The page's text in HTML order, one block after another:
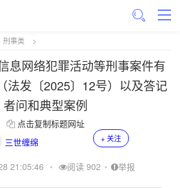
刑事类 >
息网络犯罪活动等刑事案件有
法发〔2025〕12号）以及答记
者问和典型案例
点击复制标题网址
三世缠绵
+ 关注
21:05:46 • 阅读 902 • 举报